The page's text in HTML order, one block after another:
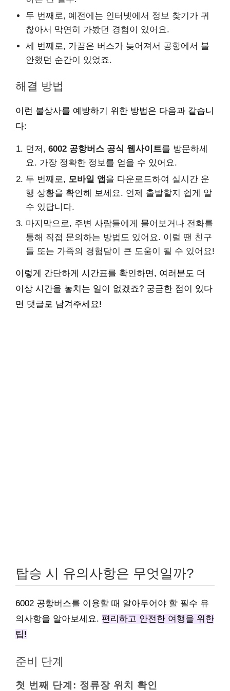
두 번째로, 예전에는 인터넷에서 정보 찾기가 귀
찮아서 막연히 가봤던 경험이 있어요.
세 번째로, 가끔은 버스가 늦어져서 공항에서 불
안했던 순간이 있었죠.
해결 방법
이런 불상사를 예방하기 위한 방법은 다음과 같습니
다:
먼저, 6002 공항버스 공식 웹사이트를 방문하세
요. 가장 정확한 정보를 얻을 수 있어요.
두 번째로, 모바일 앱 을 다운로드하여 실시간 운
행 상황을 확인해 보세요. 언제 출발할지 쉽게 알
수 있답니다.
마지막으로, 주변 사람들에게 물어보거나 전화를
통해 직접 문의하는 방법도 있어요. 이럴 땐 친구
들 또는 가족의 경험담이 큰 도움이 될 수 있어요!
이렇게 간단하게 시간표를 확인하면, 여러분도 더
이상 시간을 놓치는 일이 없겠죠? 궁금한 점이 있다
면 댓글로 남겨주세요!
탑승 시 유의사항은 무엇일까?
6002 공항버스를 이용할 때 알아두어야 할 필수 유
의사항을 알아보세요. 편리하고 안전한 여행을 위한
팁!
준비 단계
첫 번째 단계: 정류장 위치 확인